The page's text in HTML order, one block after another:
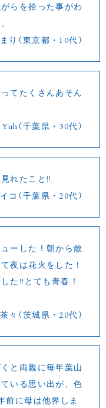
らを拾った事がわ
り（東京都・10代）
てたくさんあそん
Yuh（千葉県・30代）
れたこと!!
コ（千葉県・20代）
ーした！朝から散
夜は花火をした！
た!!とても青春！
茶々（茨城県・20代）
と両親に毎年葉山
いる思い出が、色
前に母は他界しま